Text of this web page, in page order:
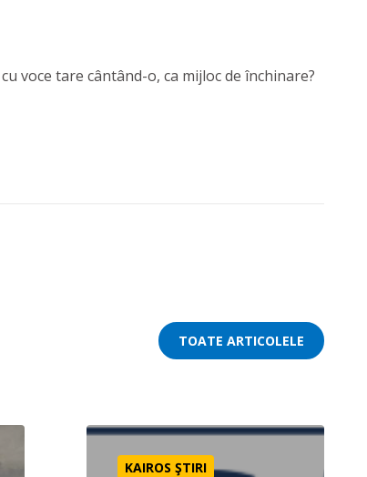
voce tare cântând-o, ca mijloc de închinare?
TOATE ARTICOLELE
Pasiune pentru Împărăția lui
KAIROS ŞTIRI